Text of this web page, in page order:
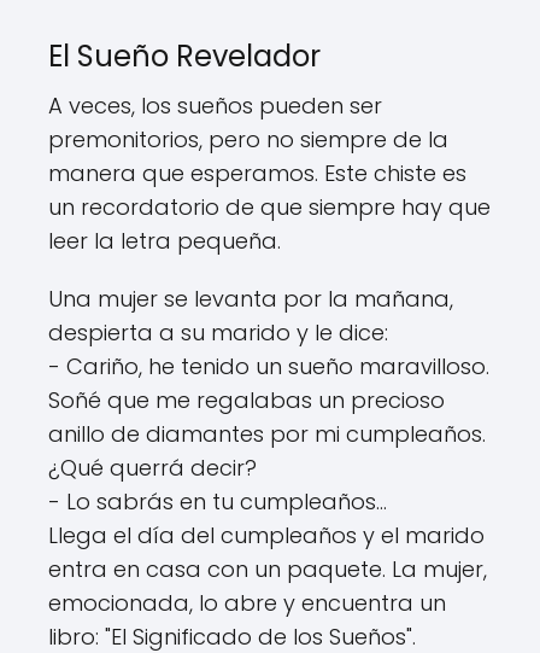
El Sueño Revelador
A veces, los sueños pueden ser
premonitorios, pero no siempre de la
manera que esperamos. Este chiste es
un recordatorio de que siempre hay que
leer la letra pequeña.
Una mujer se levanta por la mañana,
despierta a su marido y le dice:
- Cariño, he tenido un sueño maravilloso.
Soñé que me regalabas un precioso
anillo de diamantes por mi cumpleaños.
¿Qué querrá decir?
- Lo sabrás en tu cumpleaños...
Llega el día del cumpleaños y el marido
entra en casa con un paquete. La mujer,
emocionada, lo abre y encuentra un
libro: "El Significado de los Sueños".